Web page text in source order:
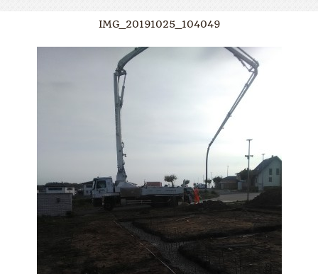
IMG_20191025_104049